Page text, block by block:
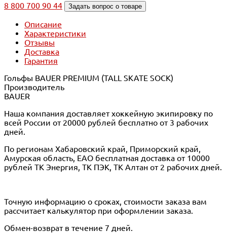
8 800 700 90 44
Задать вопрос о товаре
Описание
Характеристики
Отзывы
Доставка
Гарантия
Гольфы BAUER PREMIUM (TALL SKATE SOCK)
Производитель
BAUER
Наша компания доставляет хоккейную экипировку по
всей России от 20000 рублей бесплатно от 3 рабочих
дней.
По регионам Хабаровский край, Приморский край,
Амурская область, ЕАО бесплатная доставка от 10000
рублей ТК Энергия, ТК ПЭК, ТК Алтан от 2 рабочих дней.
Точную информацию о сроках, стоимости заказа вам
рассчитает калькулятор при оформлении заказа.
Обмен-возврат в течение 7 дней.